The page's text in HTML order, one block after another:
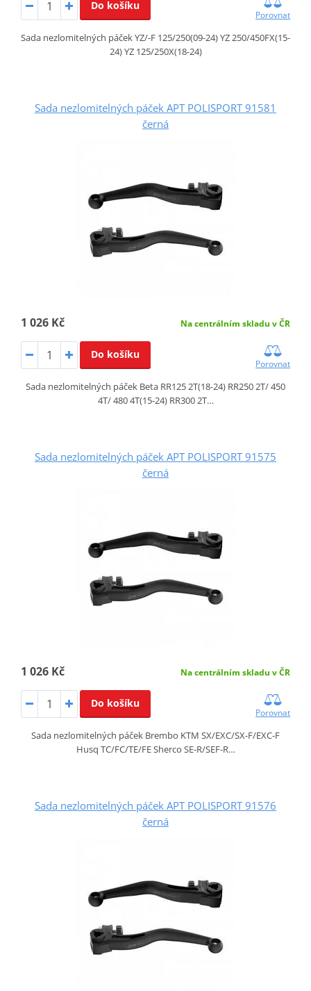
Do košíku
Porovnat
Sada nezlomitelných páček YZ/-F 125/250(09-24) YZ 250/450FX(15-
24) YZ 125/250X(18-24)
Sada nezlomitelných páček APT POLISPORT 91581
černá
1 026 Kč Na centrálním skladu v ČR
Do košíku
Porovnat
Sada nezlomitelných páček Beta RR125 2T(18-24) RR250 2T/ 450
4T/ 480 4T(15-24) RR300 2T…
Sada nezlomitelných páček APT POLISPORT 91575
černá
1 026 Kč Na centrálním skladu v ČR
Do košíku
Porovnat
Sada nezlomitelných páček Brembo KTM SX/EXC/SX-F/EXC-F
Husq TC/FC/TE/FE Sherco SE-R/SEF-R…
Sada nezlomitelných páček APT POLISPORT 91576
černá